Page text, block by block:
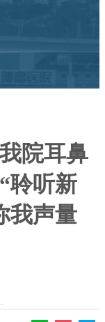
院耳鼻
聆听新
我声量
对：